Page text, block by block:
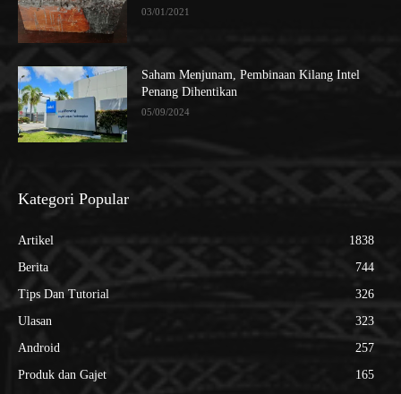
03/01/2021
Saham Menjunam, Pembinaan Kilang Intel
Penang Dihentikan
05/09/2024
Kategori Popular
Artikel
1838
Berita
744
Tips Dan Tutorial
326
Ulasan
323
Android
257
Produk dan Gajet
165